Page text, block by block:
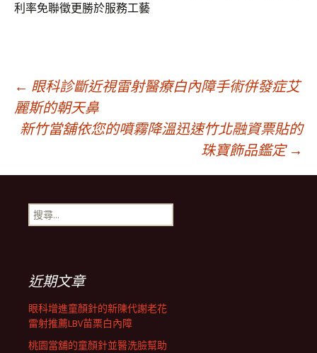
利率免聯徵更勝於服務工藝
文
章
導
覽
列
← 眼科診斷近視雷射醫療白內障手術併發症艾
麗斯的朝天鼻
新竹當舖依您的噴霧降溫迅速竹北融資票貼的
珠寶飾品鑑定 →
搜
尋
近期文章
眼科增進童顏針的新陳代謝老花
雷射推薦LBV苗栗白內障
桃園當舖的童顏針並醫洗臉幫助